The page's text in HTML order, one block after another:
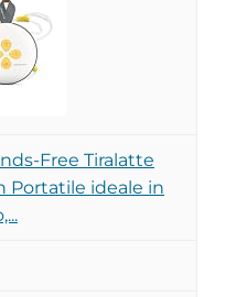
Free Tiralatte
Portatile ideale in